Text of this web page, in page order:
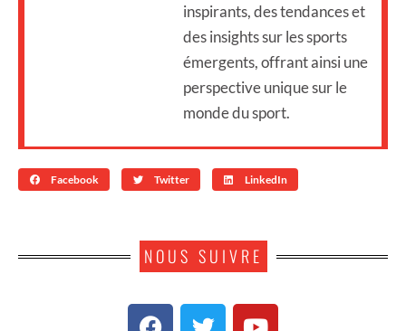
inspirants, des tendances et
des insights sur les sports
émergents, offrant ainsi une
perspective unique sur le
monde du sport.
Facebook Twitter LinkedIn
NOUS SUIVRE